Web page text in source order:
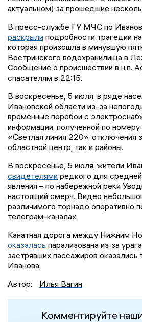
актуальном) за прошедшие
В пресс-службе ГУ МЧС по
раскрыли подробности трагедии
которая произошла в минувшую
Востринского водохранилища в
Сообщение о происшествии в н.п.
спасателям в 22:15.
В воскресенье, 5 июля, в ряде
Ивановской области из-за
временные перебои с
информации, полученной по номеру
«Светлая линия 220», отключения
областной центр, так и районы.
В воскресенье, 5 июля, жители
свидетелями редкого для
явления – по набережной реки
настоящий смерч. Видео
различимого торнадо оперативно
телеграм-каналах.
Канатная дорога между Нижним
оказалась парализована из‑за
застрявших пассажиров
Иванова.
Автор:
Илья Вагин
Комментируйте